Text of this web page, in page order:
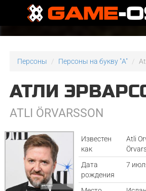
Персоны Персоны на букву "A"
АТЛИ
ATLI ÖRVARSSON
Известен
как
Atli
Дата
рождения
7